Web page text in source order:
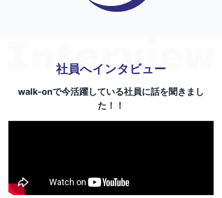
社員へインタビュー
walk-onで今活躍している社員に話を聞きまし
た！！